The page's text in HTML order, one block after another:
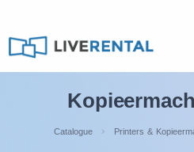
Catalogue Printers &